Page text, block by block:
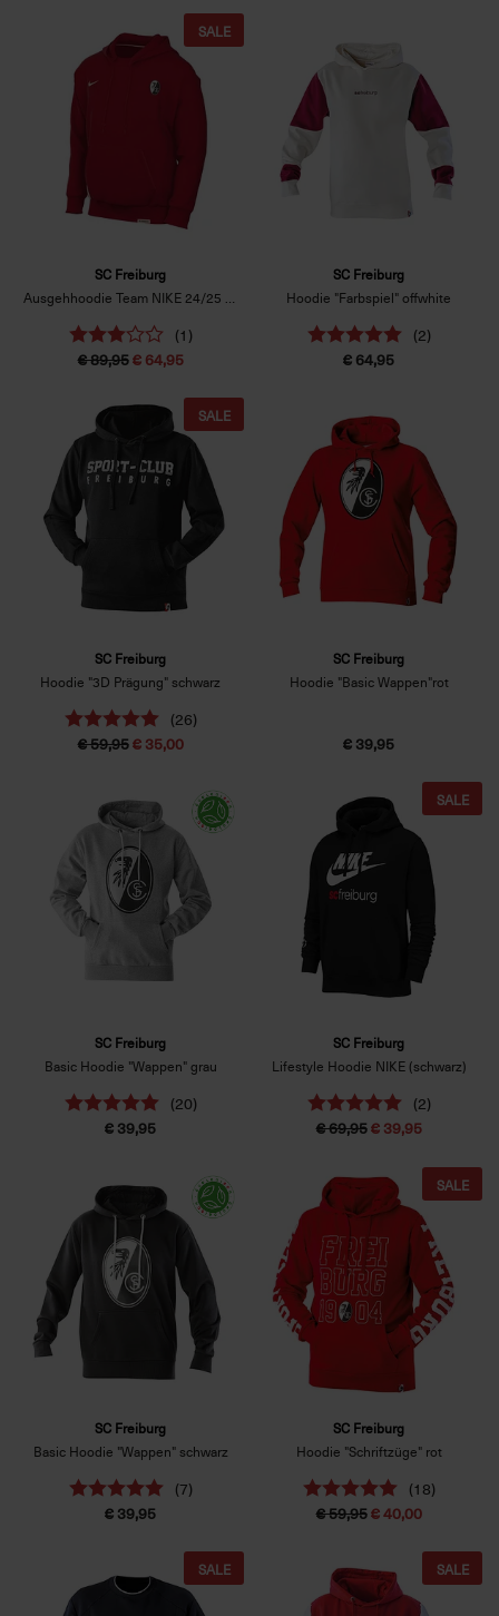
SC Freiburg
Ausgehhoodie Team NIKE 24/25 rot
(1)
€ 89,95€ 64,95
SALE
SC Freiburg
Hoodie "Farbspiel" offwhite
(2)
€ 64,95
SC Freiburg
Hoodie "3D Prägung" schwarz
(26)
€ 59,95€ 35,00
SALE
SC Freiburg
Hoodie "Basic Wappen"rot
€ 39,95
SC Freiburg
Basic Hoodie "Wappen" grau
(20)
€ 39,95
SC Freiburg
Lifestyle Hoodie NIKE (schwarz)
(2)
€ 69,95€ 39,95
SALE
SC Freiburg
Basic Hoodie "Wappen" schwarz
(7)
€ 39,95
SC Freiburg
Hoodie "Schriftzüge" rot
(18)
€ 59,95€ 40,00
SALE
SALE SALE